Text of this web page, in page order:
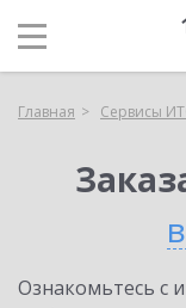
Главная Сервисы
Ознакомьтесь с